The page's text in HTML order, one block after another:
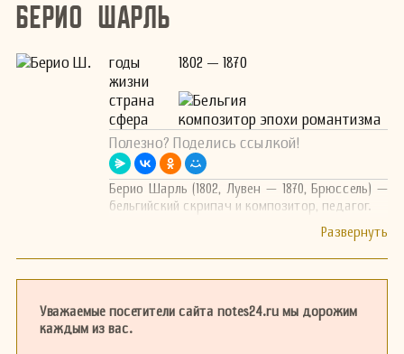
Берио Шарль
годы
жизни
1802 — 1870
страна
Бельгия
сфера
композитор эпохи романтизма
Полезно? Поделись ссылкой!
Берио Шарль (1802, Лувен — 1870, Брюссель) —
бельгийский скрипач и композитор, педагог.
Уважаемые посетители сайта notes24.ru мы дорожим
каждым из вас.